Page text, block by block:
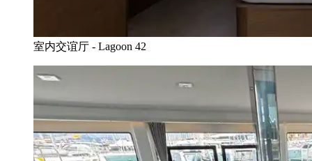
室内交谊厅 - Lagoon 42